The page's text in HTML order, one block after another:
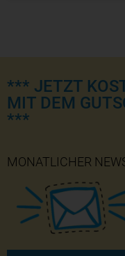
*** JETZT
MIT DEM
***
MONATLICHER